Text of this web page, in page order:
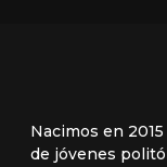
Nacimos en
de jóvenes